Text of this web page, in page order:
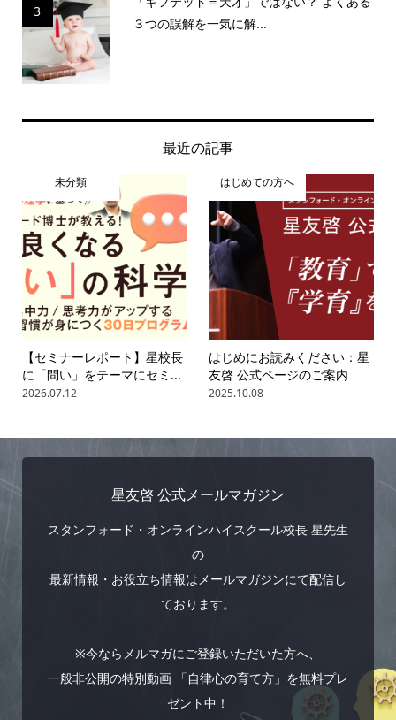
3
３つの誤解を一気に解...
最近の記事
未分類
【セミナーレポート】星校長
に「問い」をテーマにセミ...
2026.07.12
はじめての方へ
はじめにお読みください：星
友啓 公式ページのご案内
2025.10.08
星友啓 公式メールマガジン
スタンフォード・オンラインハイスクール校長 星先生
の
最新情報・お役立ち情報はメールマガジンにて配信し
ております。
※今ならメルマガにご登録いただいた方へ、
一般非公開の特別動画 「自律心の育て方」を無料プレ
ゼント中！
プロフィール 書籍一覧 オンライン教材 お問い合わせ